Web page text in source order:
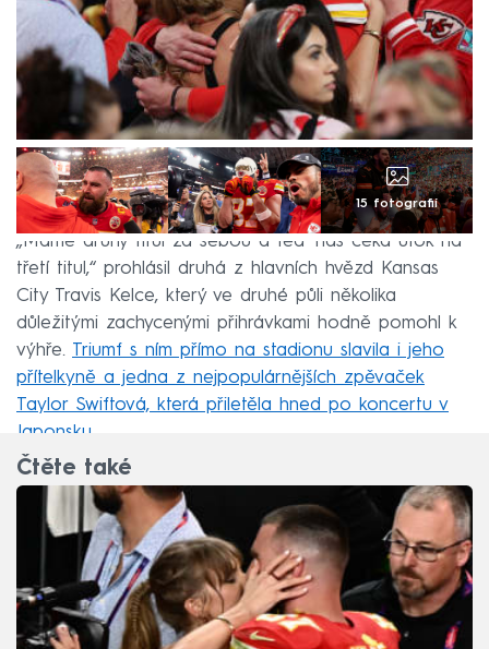
15 fotografií
„Máme druhý titul za sebou a teď nás čeká útok na
třetí titul,“ prohlásil druhá z hlavních hvězd Kansas
City Travis Kelce, který ve druhé půli několika
důležitými zachycenými přihrávkami hodně pomohl k
výhře. Triumf s ním přímo na stadionu slavila i jeho
přítelkyně a jedna z nejpopulárnějších zpěvaček
Taylor Swiftová, která přiletěla hned po koncertu v
Japonsku
Čtěte také